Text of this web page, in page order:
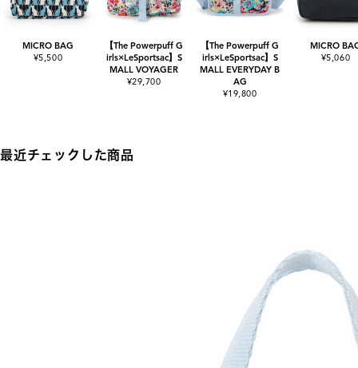
MICRO BAG
¥5,500
【The Powerpuff G
irls×LeSportsac】S
MALL VOYAGER
¥29,700
【The Powerpuff G
irls×LeSportsac】S
MALL EVERYDAY B
AG
¥19,800
MICRO
¥5,060
最近チェックした商品